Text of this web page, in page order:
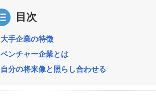
目次
大手企業の特徴
ベンチャー企業とは
自分の将来像と照らし合わせる